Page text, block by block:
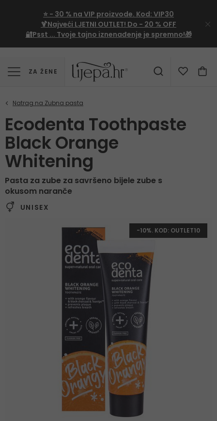
⭐ - 30 % na VIP proizvode. Kod: VIP30
🍹Najveći LJETNI OUTLET! Do - 20 % OFF
🔐Psst ... Tvoje tajno iznenađenje je spremno!🎁
ZA ŽENE
Ecodenta Toothpaste
Black Orange
Whitening
Pasta za zube za savršeno bijele zube s
okusom naranče
UNISEX
-10%. KOD: OUTLET10